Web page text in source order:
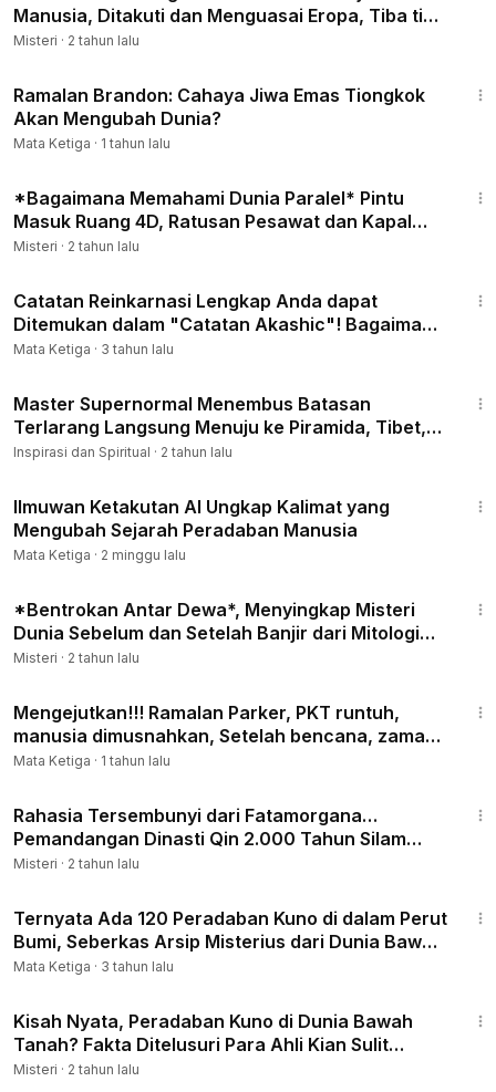
Manusia, Ditakuti dan Menguasai Eropa, Tiba tiba
Hilang
Misteri · 2 tahun lalu
Ramalan Brandon: Cahaya Jiwa Emas Tiongkok
Akan Mengubah Dunia?
Mata Ketiga · 1 tahun lalu
*Bagaimana Memahami Dunia Paralel* Pintu
Masuk Ruang 4D, Ratusan Pesawat dan Kapal
Hilang Misterius!
Misteri · 2 tahun lalu
Catatan Reinkarnasi Lengkap Anda dapat
Ditemukan dalam "Catatan Akashic"! Bagaimana
Mengaksesnya ?
Mata Ketiga · 3 tahun lalu
Master Supernormal Menembus Batasan
Terlarang Langsung Menuju ke Piramida, Tibet,
dan Pusat bumi!
Inspirasi dan Spiritual · 2 tahun lalu
Ilmuwan Ketakutan AI Ungkap Kalimat yang
Mengubah Sejarah Peradaban Manusia
Mata Ketiga · 2 minggu lalu
*Bentrokan Antar Dewa*, Menyingkap Misteri
Dunia Sebelum dan Setelah Banjir dari Mitologi
Sumeria
Misteri · 2 tahun lalu
Mengejutkan!!! Ramalan Parker, PKT runtuh,
manusia dimusnahkan, Setelah bencana, zaman
keemasan Tiba
Mata Ketiga · 1 tahun lalu
Rahasia Tersembunyi dari Fatamorgana…
Pemandangan Dinasti Qin 2.000 Tahun Silam
Terlihat Kembali
Misteri · 2 tahun lalu
Ternyata Ada 120 Peradaban Kuno di dalam Perut
Bumi, Seberkas Arsip Misterius dari Dunia Bawah
Tanah
Mata Ketiga · 3 tahun lalu
Kisah Nyata, Peradaban Kuno di Dunia Bawah
Tanah? Fakta Ditelusuri Para Ahli Kian Sulit
Dipercaya...
Misteri · 2 tahun lalu